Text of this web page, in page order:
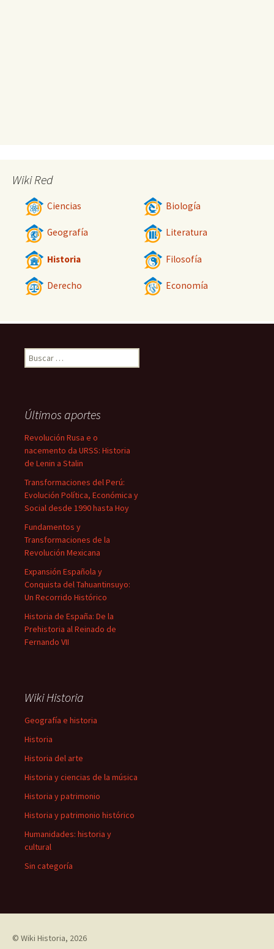
Wiki Red
Ciencias Biología
Geografía Literatura
Historia Filosofía
Derecho Economía
Buscar:
Últimos aportes
Revolución Rusa e o
nacemento da URSS: Historia
de Lenin a Stalin
Transformaciones del Perú:
Evolución Política, Económica y
Social desde 1990 hasta Hoy
Fundamentos y
Transformaciones de la
Revolución Mexicana
Expansión Española y
Conquista del Tahuantinsuyo:
Un Recorrido Histórico
Historia de España: De la
Prehistoria al Reinado de
Fernando VII
Wiki Historia
Geografía e historia
Historia
Historia del arte
Historia y ciencias de la música
Historia y patrimonio
Historia y patrimonio histórico
Humanidades: historia y
cultural
Sin categoría
© Wiki Historia, 2026